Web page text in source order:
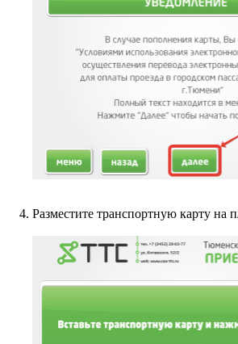
Разместите транспортную карту на